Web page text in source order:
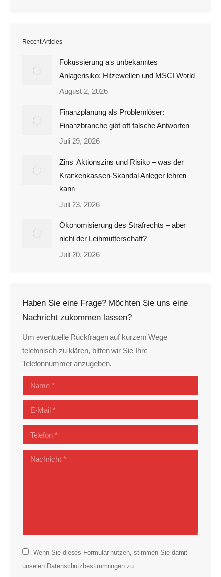
Recent Articles
Fokussierung als unbekanntes
Anlagerisiko: Hitzewellen und MSCI World
August 2, 2026
Finanzplanung als Problemlöser:
Finanzbranche gibt oft falsche Antworten
Juli 29, 2026
Zins, Aktionszins und Risiko – was der
Krankenkassen-Skandal Anleger lehren
kann
Juli 23, 2026
Ökonomisierung des Strafrechts – aber
nicht der Leihmutterschaft?
Juli 20, 2026
Haben Sie eine Frage? Möchten Sie uns eine
Nachricht zukommen lassen?
Um eventuelle Rückfragen auf kurzem Wege
telefonisch zu klären, bitten wir Sie Ihre
Telefonnummer anzugeben.
Name *
E-Mail *
Telefon *
Nachricht *
Wenn Sie dieses Formular nutzen, stimmen Sie damit
unseren Datenschutzbestimmungen zu